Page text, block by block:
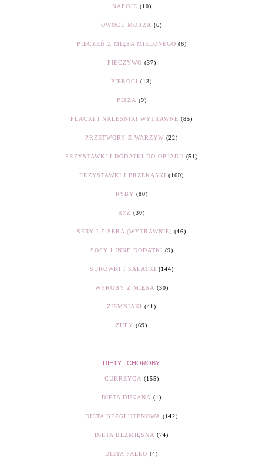
NAPOJE (10)
OWOCE MORZA (6)
PIECZEŃ Z MIĘSA MIELONEGO (6)
PIECZYWO (37)
PIEROGI (13)
PIZZA (9)
PLACKI I NALEŚNIKI WYTRAWNE (85)
PRZETWORY Z WARZYW (22)
PRZYSTAWKI I DODATKI DO OBIADU (51)
PRZYSTAWKI I PRZEKĄSKI (160)
RYBY (80)
RYŻ (30)
SERY I Z SERA (WYTRAWNIE) (46)
SOSY I INNE DODATKI (9)
SURÓWKI I SAŁATKI (144)
WYROBY Z MIĘSA (30)
ZIEMNIAKI (41)
ZUPY (69)
DIETY I CHOROBY:
CUKRZYCA (155)
DIETA DUKANA (1)
DIETA BEZGLUTENOWA (142)
DIETA BEZMIĘSNA (74)
DIETA PALEO (4)